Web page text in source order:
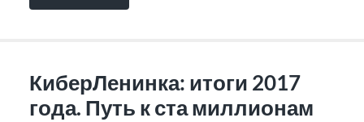
КиберЛенинка: итоги 2017
года. Путь к ста миллионам